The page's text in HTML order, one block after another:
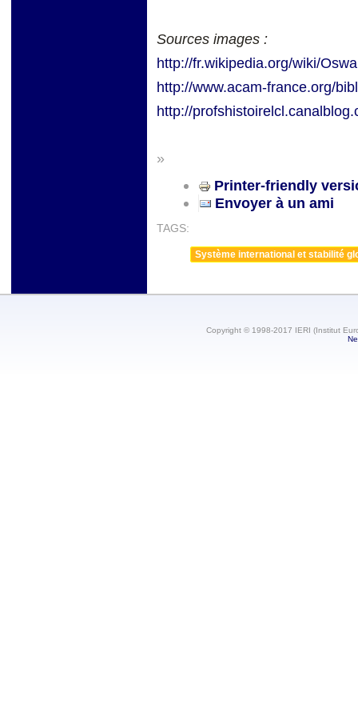
Sources images :
http://fr.wikipedia.org/wiki/
http://www.acam-france.org/
http://
»
Printer-friendly
Envoyer à un ami
TAGS:
Système international et stabilité
Copyright © 1998-2017 IERI (Institut